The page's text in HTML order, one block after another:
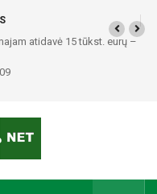
atidavė 15 tūkst. eurų –